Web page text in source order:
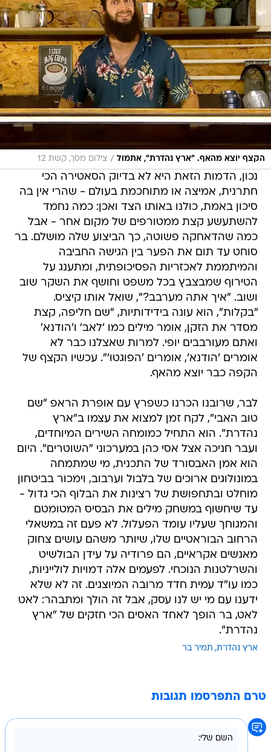
הקצף יוצא מהאף. "ארץ נהדרת", אתמול / צילום מסך, קשת 12
נכון, הדמות הזאת היא לא בדיוק הסאטירה הכי
חתרנית, אמיצה או מתוחכמת בעולם - שהרי אין בה
סיכון באמת, כולנו באותו הצד ואכן: כמה נחמד
להשתעשע קצת ממטורפים של מקום אחר - אבל
כמה שהדאחקה פשוטה, כך הביצוע שלה מושלם. בר
סוחט עד תום את הפער בין הגישה החביבה
והמיתממת לאכזריות הפסיכופתית, ומתענג על
הטירוף שמבצבץ בכל משפט וחושף את השקר שוב
ושוב. "איך אתה מערבב?", שואל אותו קיציס.
"בקלות", הוא עונה בידידותיות, "שם חליפה, קצת
מסדר את הזקן, אומר מילים כמו 'לאב' ו'הודנא'
ואתם מעורבבים יופי. למרות שאצלנו כבר לא
אומרים 'הודנא', אומרים 'הפוגטו'". עכשיו הקצף של
הקפה כבר יוצא מהאף.
לבר, שרובנו הכרנו כשפרץ עם אופרת הראפ "שם
טוב האבי", לקח זמן למצוא את עצמו ב"ארץ
נהדרת". הוא התחיל כמומחה השירים המיוחדים,
ועבר חניכה אצל אסי כהן במערכוני "השוטרים". היום
הוא אמן האבסורד של התכנית, מי שמתמחה
במונולוגים ארוכים של בלבול וערבוב, וימכור בביטחון
מוחלט ובתחפושת של רצינות את הבלוף הכי גדול -
עד שיחשוף במשחק מילים את הבסיס המטומטם
והמגוחך שעליו עומד הפעלול. לא פעם זה במשאלי
הרחוב הבוראטיים שלו, שיותר משהם עושים צחוק
מאנשים אקראיים, הם פרודיה על עידן הבולשיט
והשרלטנות הנוכחי. לפעמים אלה דמויות לולייניות,
כמו עו"ד עמית חדד מרובה המיוצגים. זה לא שלא
ידענו עם מי יש לנו עסק, אבל זה הולך ומתבהר: לאט
לאט, בר הופך לאחד האסים הכי חזקים של "ארץ
נהדרת".
ארץ נהדרת תמיר בר
טרם התפרסמו תגובות